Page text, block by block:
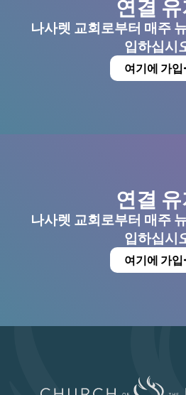
연결 유
나사렛 교회로부터 매주
입하십시
여기에 가입
연결 유
나사렛 교회로부터 매주
입하십시
여기에 가입